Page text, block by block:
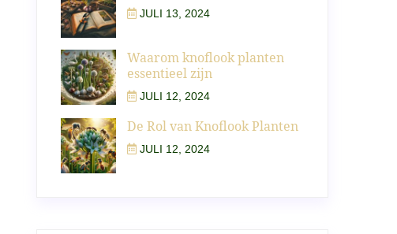
JULI 13, 2024
Waarom knoflook planten
essentieel zijn
JULI 12, 2024
De Rol van Knoflook Planten
JULI 12, 2024